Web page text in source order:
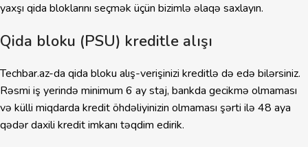
yaxşı qida bloklarını seçmək üçün bizimlə əlaqə saxlayın.
Qida bloku (PSU) kreditle alışı
Techbar.az-da qida bloku alış-verişinizi kreditlə də edə bilərsiniz.
Rəsmi iş yerində minimum 6 ay staj, bankda gecikmə olmaması
və külli miqdarda kredit öhdəliyinizin olmaması şərti ilə 48 aya
qədər daxili kredit imkanı təqdim edirik.